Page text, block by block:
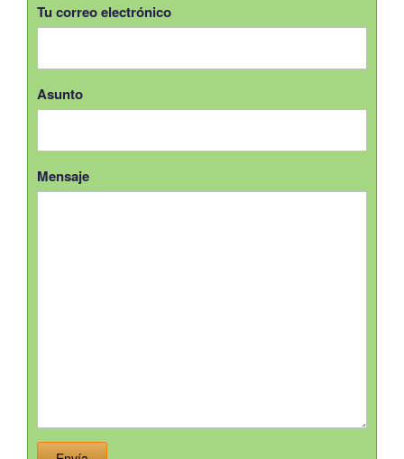
Tu correo electrónico
Asunto
Mensaje